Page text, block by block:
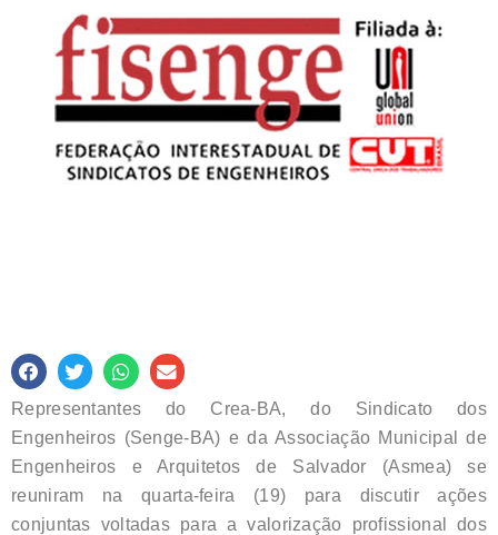
Representantes do Crea-BA, do Sindicato dos
Engenheiros (Senge-BA) e da Associação Municipal de
Engenheiros e Arquitetos de Salvador (Asmea) se
reuniram na quarta-feira (19) para discutir ações
conjuntas voltadas para a valorização profissional dos